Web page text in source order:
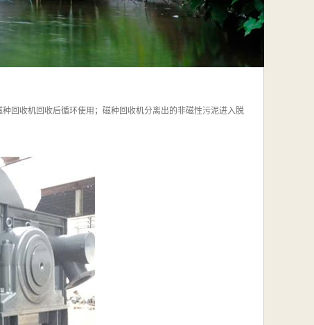
回收机回收后循环使用；磁种回收机分离出的非磁性污泥进入脱